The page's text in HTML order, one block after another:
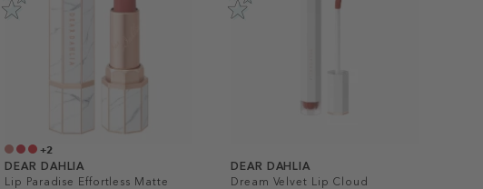
+2
DEAR DAHLIA
Lip Paradise Effortless Matte
DEAR DAHLIA
Dream Velvet Lip Cloud